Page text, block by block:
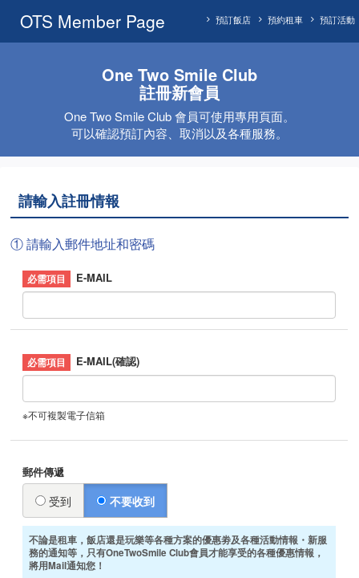
OTS Member Page 預訂活動
預約租車
預訂飯店
One Two Smile Club
註冊新會員
One Two Smile Club 會員可使用專用頁面。
可以確認預訂內容、取消以及各種服務。
請輸入註冊情報
① 請輸入郵件地址和密碼
E-MAIL
E-MAIL(確認)
※不可複製電子信箱
郵件傳遞
受到 不要收到
不論是租車，飯店還是玩樂等各種方案的優惠劵及各種活動情報・新服
務的通知等，只有OneTwoSmile Club會員才能享受的各種優惠情報，
將用Mail通知您！